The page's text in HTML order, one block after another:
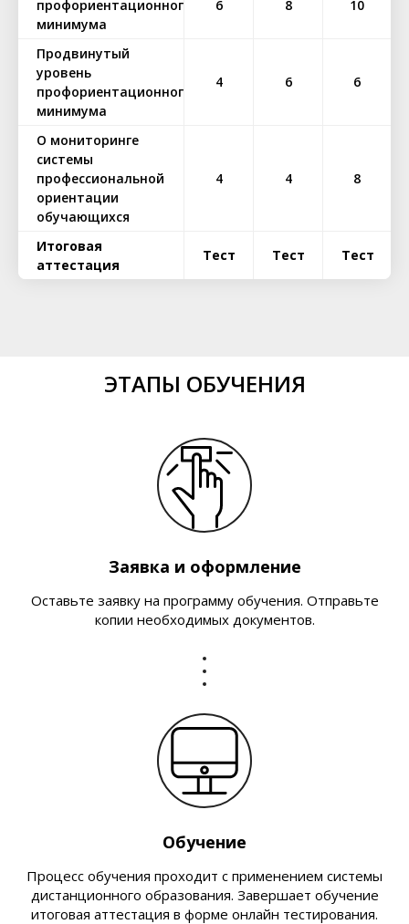
профориентационного
минимума
6 8 10
Продвинутый
уровень
профориентационного
минимума
4 6 6
О мониторинге
системы
профессиональной
ориентации
обучающихся
4 4 8
Итоговая
аттестация
Тест Тест Тест
ЭТАПЫ ОБУЧЕНИЯ
Заявка и оформление
Оставьте заявку на программу обучения. Отправьте
копии необходимых документов.
Обучение
Процесс обучения проходит с применением системы
дистанционного образования. Завершает обучение
итоговая аттестация в форме онлайн тестирования.